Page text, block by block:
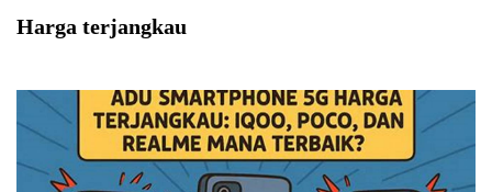
Harga terjangkau